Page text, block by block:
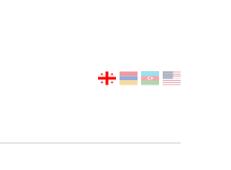
აირჩიეთ